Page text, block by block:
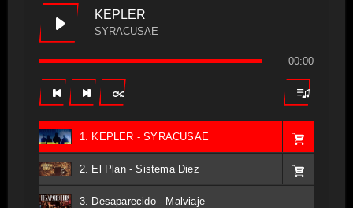
KEPLER
SYRACUSAE
00:00
1. KEPLER - SYRACUSAE
2. El Plan - Sistema Diez
3. Desaparecido - Malviaje